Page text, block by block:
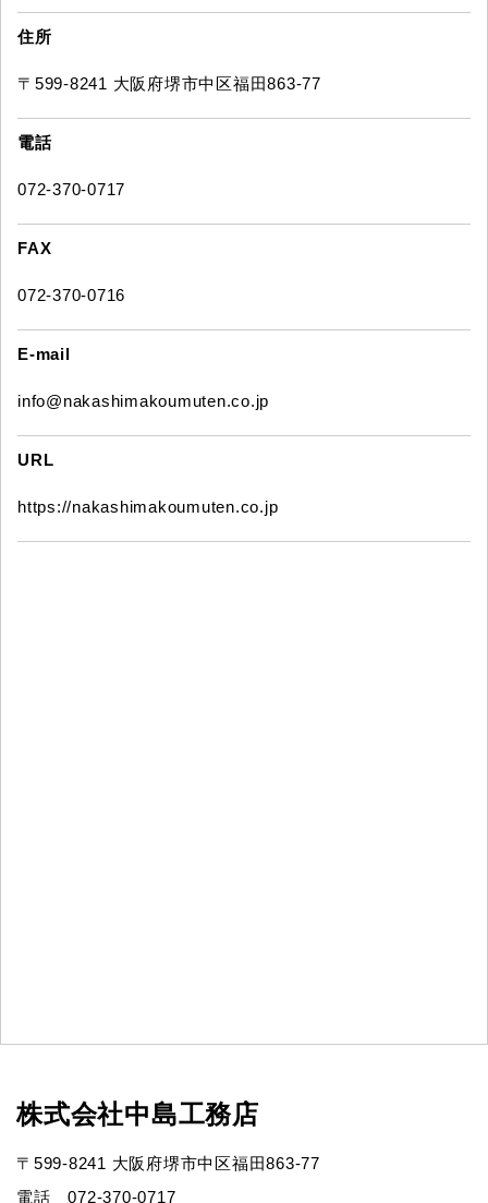
住所
〒599-8241 大阪府堺市中区福田863-77
電話
072-370-0717
FAX
072-370-0716
E-mail
info@nakashimakoumuten.co.jp
URL
https://nakashimakoumuten.co.jp
株式会社中島工務店
〒599-8241 大阪府堺市中区福田863-77
電話 072-370-0717